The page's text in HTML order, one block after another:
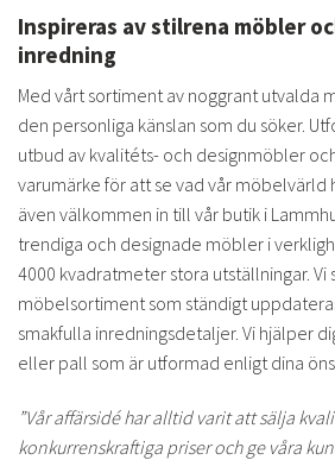
Inspireras av stilrena möbler
inredning
Med vårt sortiment av noggrant utvalda
den personliga känslan som du söker.
utbud av kvalitéts- och designmöbler
varumärke för att se vad vår möbelvärld
även välkommen in till vår butik i
trendiga och designade möbler i
4000 kvadratmeter stora utställningar. Vi
möbelsortiment som ständigt
smakfulla inredningsdetaljer. Vi hjälper
eller pall som är utformad enligt dina
”Vår affärsidé har alltid varit att sälja
konkurrenskraftiga priser och ge våra